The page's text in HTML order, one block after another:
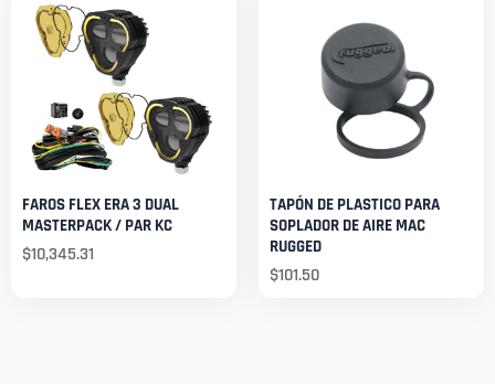
FAROS FLEX ERA 3 DUAL
MASTERPACK / PAR KC
$10,345.31
TAPÓN DE PLASTICO PARA
SOPLADOR DE AIRE MAC
RUGGED
$101.50